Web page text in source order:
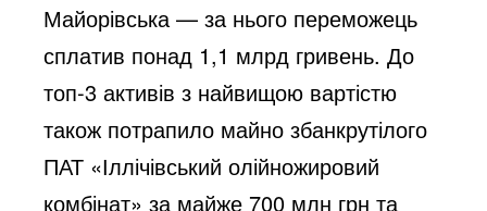
Майорівська — за нього переможець
сплатив понад 1,1 млрд гривень. До
топ-3 активів з найвищою вартістю
також потрапило майно збанкрутілого
ПАТ «Іллічівський олійножировий
комбінат» за майже 700 млн грн та